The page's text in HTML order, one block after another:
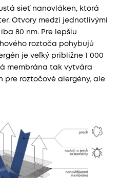
sieť nanovláken, ktorá
Otvory medzi jednotlivými
80 nm. Pre lepšiu
roztoča pohybujú
je veľký približne 1 000
membrána tak vytvára
pre roztočové alergény, ale